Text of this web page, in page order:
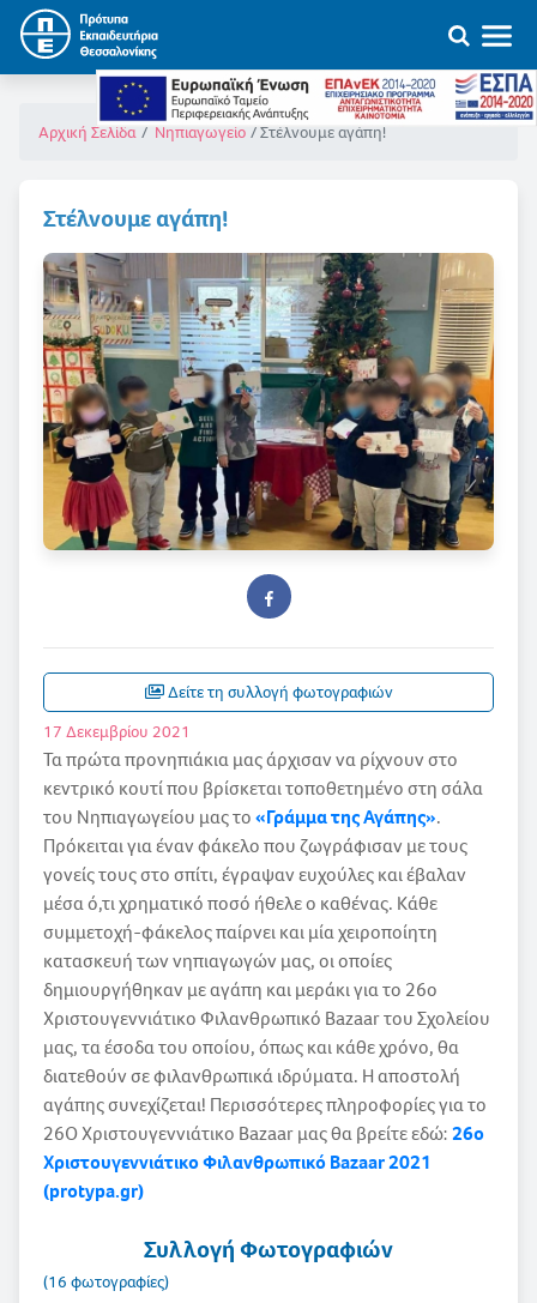
Αρχική Σελίδα Νηπιαγωγείο Στέλνουμε αγάπη!
Στέλνουμε αγάπη!
Δείτε τη συλλογή φωτογραφιών
17 Δεκεμβρίου 2021
Τα πρώτα προνηπιάκια μας άρχισαν να ρίχνουν στο
κεντρικό κουτί που βρίσκεται τοποθετημένο στη σάλα
του Νηπιαγωγείου μας το«Γράμμα της Αγάπης».
Πρόκειται για έναν φάκελο που ζωγράφισαν με τους
γονείς τους στο σπίτι, έγραψαν ευχούλες και έβαλαν
μέσα ό,τι χρηματικό ποσό ήθελε ο καθένας. Κάθε
συμμετοχή-φάκελος παίρνει και μία χειροποίητη
κατασκευή των νηπιαγωγών μας, οι οποίες
δημιουργήθηκαν με αγάπη και μεράκι για το 26ο
Χριστουγεννιάτικο Φιλανθρωπικό Bazaar του Σχολείου
μας, τα έσοδα του οποίου, όπως και κάθε χρόνο, θα
διατεθούν σε φιλανθρωπικά ιδρύματα. Η αποστολή
αγάπης συνεχίζεται! Περισσότερες πληροφορίες για το
26Ο Χριστουγεννιάτικο Bazaar μας θα βρείτε εδώ:26ο
Χριστουγεννιάτικο Φιλανθρωπικό Bazaar 2021
(protypa.gr)
Συλλογή Φωτογραφιών
(16 φωτογραφίες)